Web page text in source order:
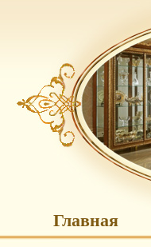
Главная